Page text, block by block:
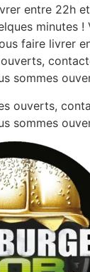
entre 22h
minutes !
faire livrer
sommes
ouverts,
sommes